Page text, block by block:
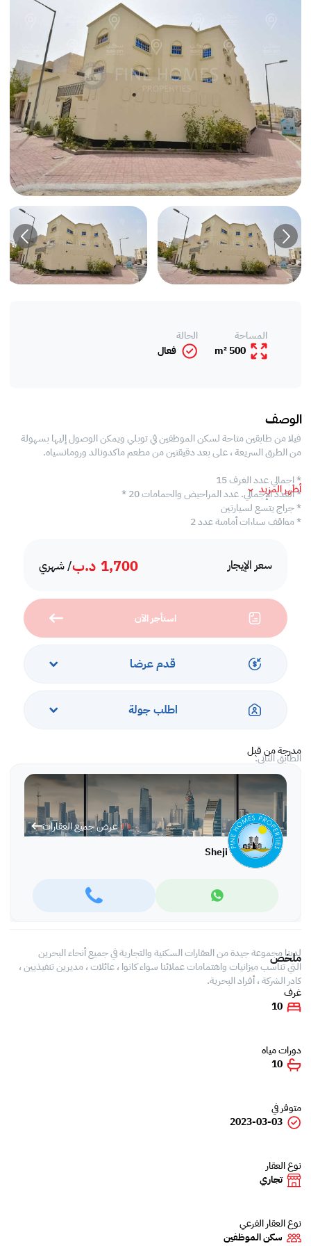
سعر الإيجار 1,700 د.ب/ شهري
استأجر الآن
قدم عرضا
اطلب جولة
مدرجة من قبل
عرض جميع العقارات
Sheji
المساحة
500 m²
الحالة
فعال
الوصف
فيلا من طابقين متاحة لسكن الموظفين في توبلي ويمكن الوصول إليها بسهولة
من الطرق السريعة ، على بعد دقيقتين من مطعم ماكدونالد ورومانسياه.
* إجمالي عدد الغرف 15
* العدد الإجمالي. عدد المراحيض والحمامات 20 *
* جراج يتسع لسيارتين
* مواقف سيارات أمامية عدد 2
* غرفة الملابس
* منطقة معيشة صغيرة
الطابق الثاني:
* غرفة تخزين صغيرة
* انقسام وأمبير. نافذة A / C
نسعى للحصول على عقد مدته سنة واحدة كحد أدنى ، وشهرين إيجار مُقدم وأمبير.
لدينا مجموعة جيدة من العقارات السكنية والتجارية في جميع أنحاء البحرين
التي تناسب ميزانيات واهتمامات عملائنا سواء كانوا ، عائلات ، مديرين تنفيذيين ،
كادر الشركة ، أفراد البحرية.
أظهر المزيد
ملخص
غرف
10
دورات مياه
10
متوفر في
2023-03-03
نوع العقار
تجاري
نوع العقار الفرعي
سكن الموظفين